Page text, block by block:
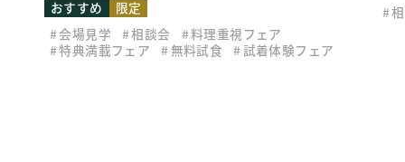
おすすめ
限定
会場見学
相談会
料理重視フェア
特典満載フェア
無料試食 試着体験フェア